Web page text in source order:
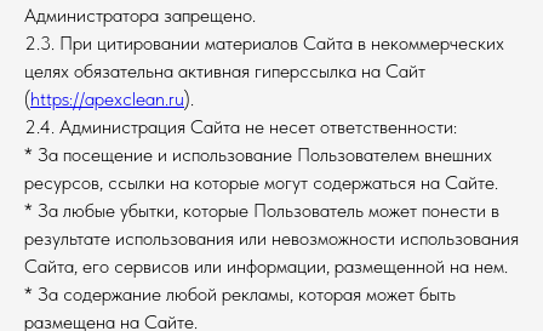
Администратора запрещено.
2.3. При цитировании материалов Сайта в некоммерческих
целях обязательна активная гиперссылка на Сайт
(https://apexclean.ru).
2.4. Администрация Сайта не несет ответственности:
* За посещение и использование Пользователем внешних
ресурсов, ссылки на которые могут содержаться на Сайте.
* За любые убытки, которые Пользователь может понести в
результате использования или невозможности использования
Сайта, его сервисов или информации, размещенной на нем.
* За содержание любой рекламы, которая может быть
размещена на Сайте.